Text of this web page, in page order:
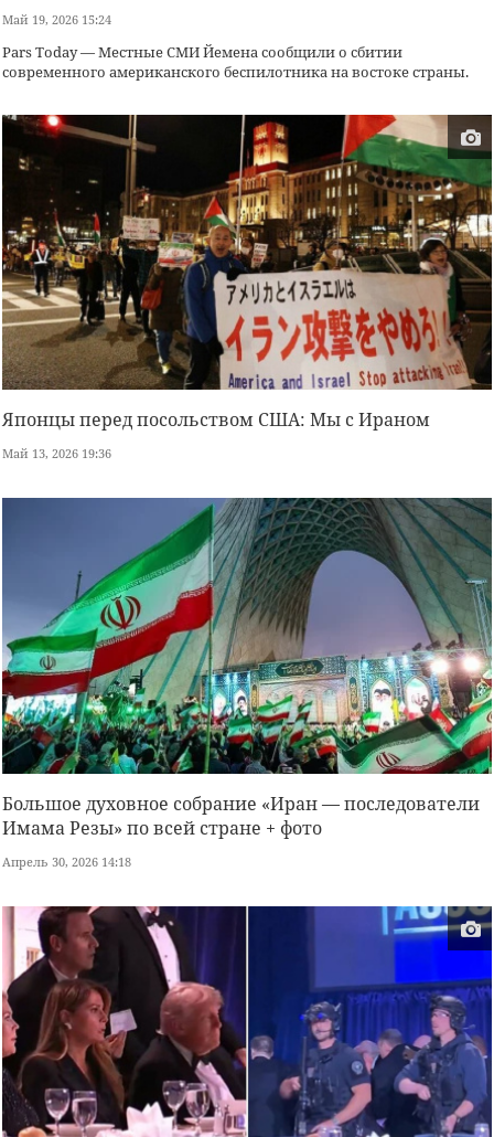
Май 19, 2026 15:24
Pars Today — Местные СМИ Йемена сообщили о сбитии
современного американского беспилотника на востоке страны.
Японцы перед посольством США: Мы с Ираном
Май 13, 2026 19:36
Большое духовное собрание «Иран — последователи
Имама Резы» по всей стране + фото
Апрель 30, 2026 14:18